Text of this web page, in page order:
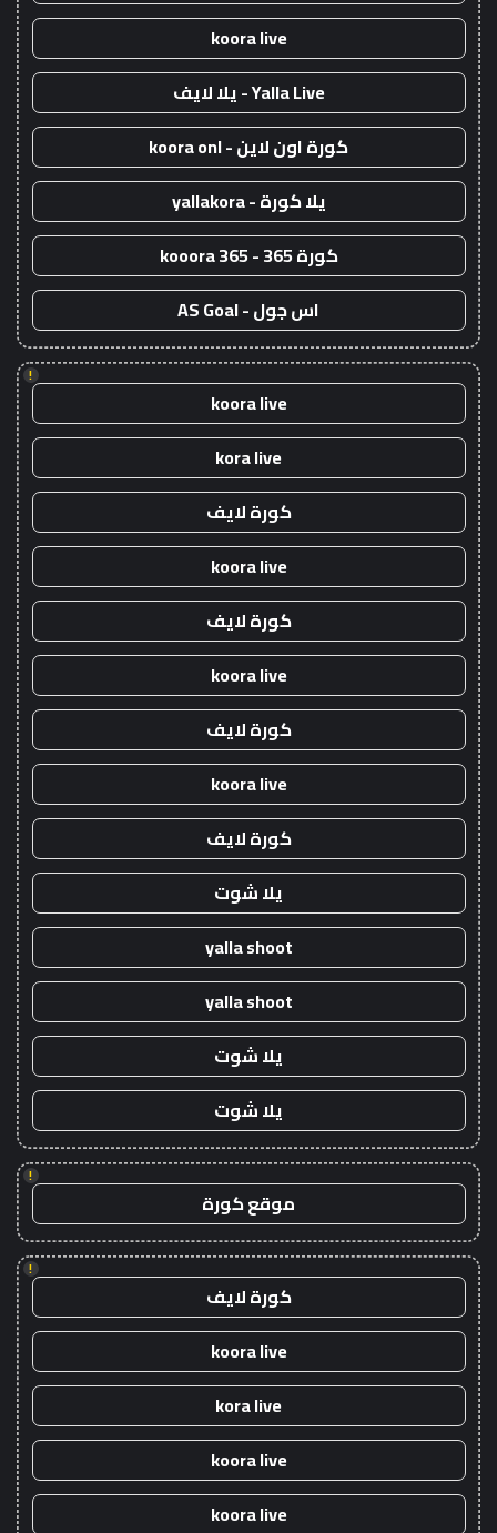
koora live
Yalla Live - يلا لايف
كورة اون لاين - koora onl
يلا كورة - yallakora
كورة 365 - kooora 365
اس جول - AS Goal
!
koora live
kora live
كورة لايف
koora live
كورة لايف
koora live
كورة لايف
koora live
كورة لايف
يلا شوت
yalla shoot
yalla shoot
يلا شوت
يلا شوت
!
موقع كورة
!
كورة لايف
koora live
kora live
koora live
koora live